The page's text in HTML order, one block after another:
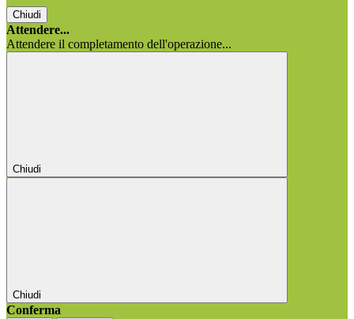
Chiudi
Attendere...
Attendere il completamento dell'operazione...
Chiudi
Chiudi
Conferma